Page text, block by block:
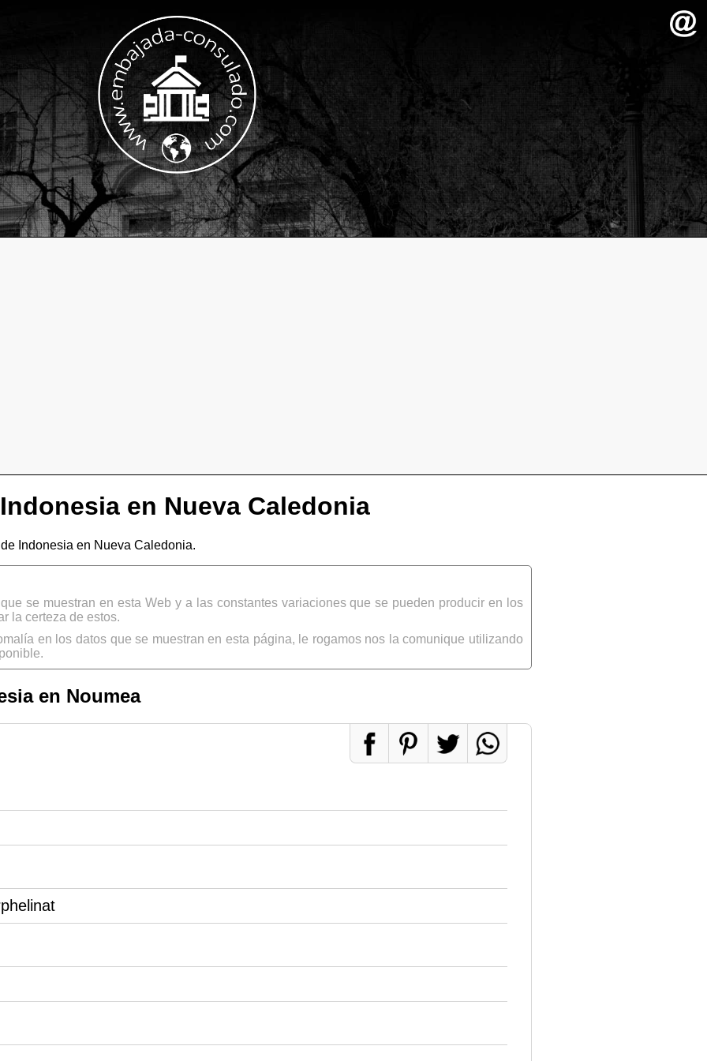
en Nueva Caledonia
Indonesia en Nueva Caledonia.
se muestran en esta Web y a las constantes variaciones que se pueden producir en los
la certeza de estos.
en los datos que se muestran en esta página, le rogamos nos la comunique utilizando
en Noumea